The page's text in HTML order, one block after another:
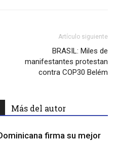
Artículo siguiente
BRASIL: Miles de
manifestantes protestan
contra COP30 Belém
Más del autor
firma su mejor